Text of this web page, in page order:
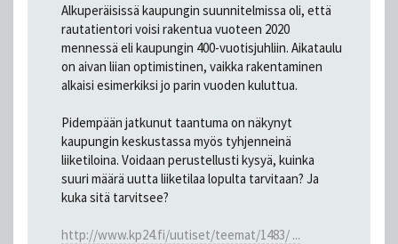
Alkuperäisissä kaupungin suunnitelmissa oli, että
rautatientori voisi rakentua vuoteen 2020
mennessä eli kaupungin 400-vuotisjuhliin. Aikataulu
on aivan liian optimistinen, vaikka rakentaminen
alkaisi esimerkiksi jo parin vuoden kuluttua.
Pidempään jatkunut taantuma on näkynyt
kaupungin keskustassa myös tyhjenneinä
liiketiloina. Voidaan perustellusti kysyä, kuinka
suuri määrä uutta liiketilaa lopulta tarvitaan? Ja
kuka sitä tarvitsee?
http://www.kp24.fi/uutiset/teemat/1483/ ...